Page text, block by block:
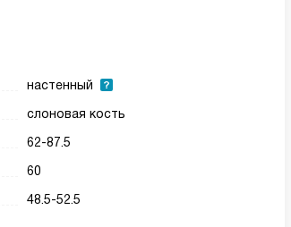
настенный
слоновая кость
62-87.5
60
48.5-52.5